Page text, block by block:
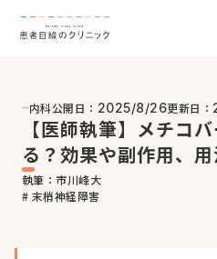
内科公開日： 2025/8/26更新日：
【医師執筆】メチコ
る？効果や副作用、
執筆：市川峰大
# 末梢神経障害